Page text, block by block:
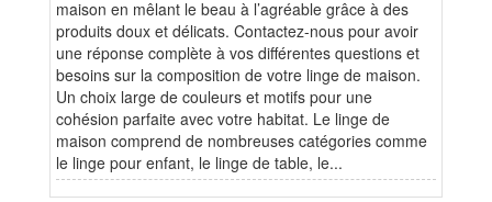
maison en mêlant le beau à l’agréable grâce à des
produits doux et délicats. Contactez-nous pour avoir
une réponse complète à vos différentes questions et
besoins sur la composition de votre linge de maison.
Un choix large de couleurs et motifs pour une
cohésion parfaite avec votre habitat. Le linge de
maison comprend de nombreuses catégories comme
le linge pour enfant, le linge de table, le...